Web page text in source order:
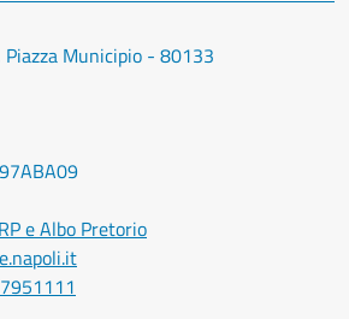
Piazza Municipio - 80133
e Albo Pretorio